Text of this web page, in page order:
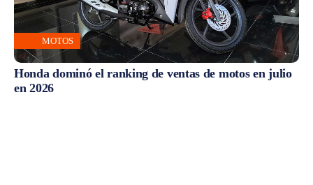
MOTOS
Honda dominó el ranking de ventas de motos en julio
en 2026